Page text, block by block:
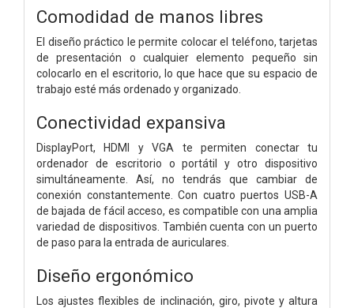
Comodidad de manos libres
El diseño práctico le permite colocar el teléfono, tarjetas
de presentación o cualquier elemento pequeño sin
colocarlo en el escritorio, lo que hace que su espacio de
trabajo esté más ordenado y organizado.
Conectividad expansiva
DisplayPort, HDMI y VGA te permiten conectar tu
ordenador de escritorio o portátil y otro dispositivo
simultáneamente. Así, no tendrás que cambiar de
conexión constantemente. Con cuatro puertos USB-A
de bajada de fácil acceso, es compatible con una amplia
variedad de dispositivos. También cuenta con un puerto
de paso para la entrada de auriculares.
Diseño ergonómico
Los ajustes flexibles de inclinación, giro, pivote y altura